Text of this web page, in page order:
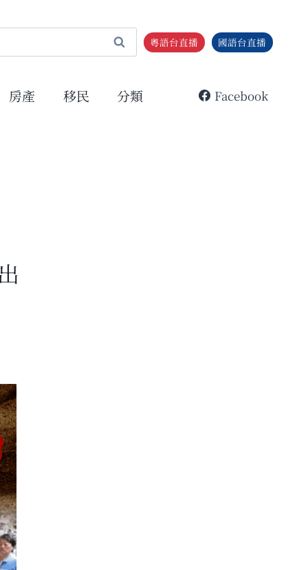
粵語台直播 國語台直播
房產 移民 分類 Facebook